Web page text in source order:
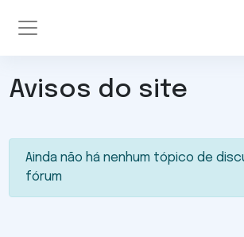
Avisos do site
Ainda não há nenhum tópico de
fórum